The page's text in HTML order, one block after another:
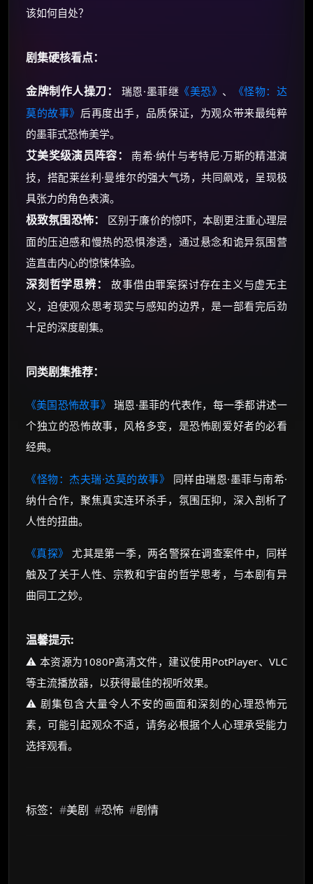
该如何自处？
剧集硬核看点：
金牌制作人操刀： 瑞恩·墨菲继 《美恐》 、
《怪物：达
莫的故事》 后再度出手，品质保证，为观众带来最纯粹
的墨菲式恐怖美学。
艾美奖级演员阵容：
南希·纳什与考特尼·万斯的精湛演
技，搭配莱丝利·曼维尔的强大气场，共同飙戏，呈现极
具张力的角色表演。
极致氛围恐怖：
区别于廉价的惊吓，本剧更注重心理层
面的压迫感和慢热的恐惧渗透，通过悬念和诡异氛围营
造直击内心的惊悚体验。
深刻哲学思辨：
故事借由罪案探讨存在主义与虚无主
义，迫使观众思考现实与感知的边界，是一部看完后劲
十足的深度剧集。
同类剧集推荐：
《美国恐怖故事》 瑞恩·墨菲的代表作，每一季都讲述一
个独立的恐怖故事，风格多变，是恐怖剧爱好者的必看
经典。
《怪物：杰夫瑞·达莫的故事》
同样由瑞恩·墨菲与南希·
纳什合作，聚焦真实连环杀手，氛围压抑，深入剖析了
人性的扭曲。
《真探》
尤其是第一季，两名警探在调查案件中，同样
触及了关于人性、宗教和宇宙的哲学思考，与本剧有异
曲同工之妙。
温馨提示:
⚠️ 本资源为1080P高清文件，建议使用PotPlayer、VLC
等主流播放器，以获得最佳的视听效果。
⚠️ 剧集包含大量令人不安的画面和深刻的心理恐怖元
素，可能引起观众不适，请务必根据个人心理承受能力
选择观看。
标签： #美剧 #恐怖 #剧情